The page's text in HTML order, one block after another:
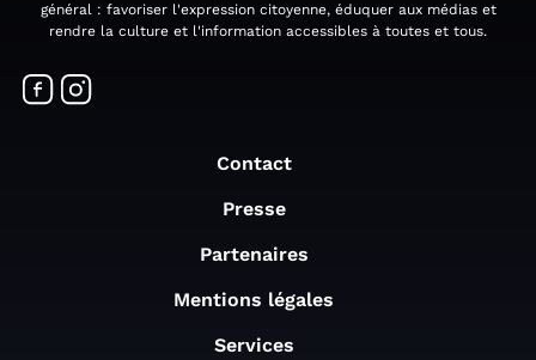
général : favoriser l'expression citoyenne, éduquer aux médias et
rendre la culture et l'information accessibles à toutes et tous.
Contact
Presse
Partenaires
Mentions légales
Services